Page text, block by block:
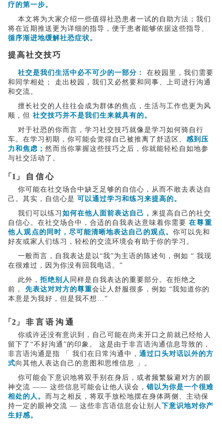
疗的第一步。
本文将为大家介绍一些值得社恐患者一试的自助方法；我们
将在近期推送更为详细的指导，便于患者能够依据这些指导、
循序渐进地缓解社恐症状。
提高社交技巧
社交是我们生活中必不可少的一部分：
在校园里，我们需要
和同学相处； 走出校园，我们又必然要和同事、上司进行沟通
和交流。
擅长社交的人往往会成为群体的焦点，生活与工作也更为风
顺，但 社交技巧并不是我们生来就具有的。
对于社恐的你而言，学习社交技巧就像是学习如何骑自行
车。在学习初期，你可能会觉得自己被推离了舒适区、 感到压
力和焦虑； 然而当你掌握这些技巧之后，你就能轻松自如地参
与社交活动了。
「1」 自 信 心
你可能在社交场合中缺乏足够的自信心，从而不敢去表达自
己。其实，自信心是 可以通过学习和练习来提高的。
我们可以练习 如何在他人面前表达自己， 来提高自己的社交
自信心。在社交场合中，合适的自我表达意味着你需要 在尊重
他人观点的同时，尽可能清晰地表达自己的观点。 你可以先和
好友或家人们练习，轻松的交流环境会有助于你的学习。
一般而言，自我表达是以“我”为主语的陈述句，例如 “ 我现
在很难过，因为你没有回我电话。”
此外， 拒绝别人 同样是自我表达的重要部分。在拒绝之
前， 先表达对对方的尊重会让人舒服很多，例如 “我知道你的
本意是为我好，但是我不想...”
「2」 非 言 语 沟 通
你或许还没有意识到，自己可能在尚未开口之前就已经给人
留下了“不好沟通”的印象。 这是由于非言语沟通信息导致的，
非言语沟通是指 「 我们在日常沟通中， 通过 口头对话以外的方
式向其他人表达自己的意图和思维信息 」。
你可能会下意识地将双手别在身后，或者频繁躲避对方的眼
神交流 —— 这些信息可能会让他人误会， 错以为你是一个很难
相处的人。 而与之相反，将双手放松地摆在身体两侧、主动保
持一定的眼神交流 — 这些非言语信息会让别人 下意识地对你产
生好感。